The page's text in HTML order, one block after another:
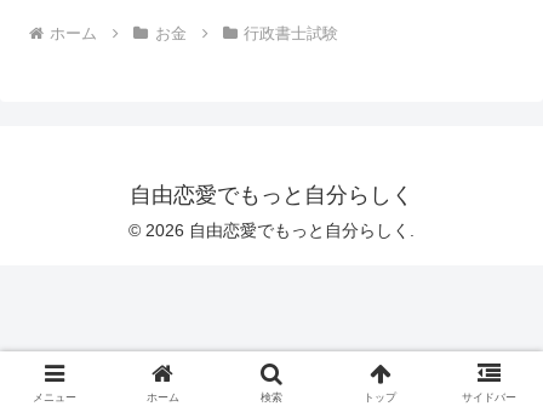
ホーム お金 行政書士試験
自由恋愛でもっと自分らしく
© 2026 自由恋愛でもっと自分らしく.
メニュー ホーム 検索 トップ サイドバー